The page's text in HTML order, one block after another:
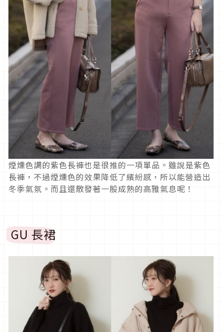
煙燻色調的紫色長褲也是很推的一項單品。雖說是紫色
長褲，不過煙燻色的效果降低了繽紛感，所以能營造出
冬季氣氛。而且還散發著一股成熟的高雅氣息呢！
GU 長裙